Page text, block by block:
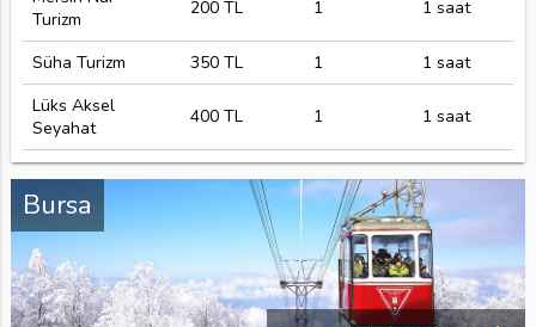
Turizm
200 TL 1 1 saat
Süha Turizm 350 TL 1
1 saat
Lüks Aksel
Seyahat
400 TL 1 1 saat
Bursa